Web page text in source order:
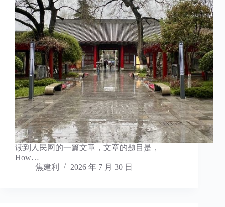
读到人民网的一篇文章，文章的题目是，
How…
焦建利
2026 年 7 月 30 日